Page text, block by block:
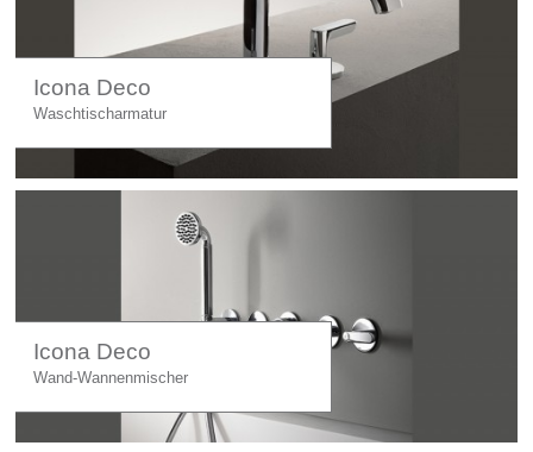
Icona Deco
Waschtischarmatur
Icona Deco
Wand-Wannenmischer